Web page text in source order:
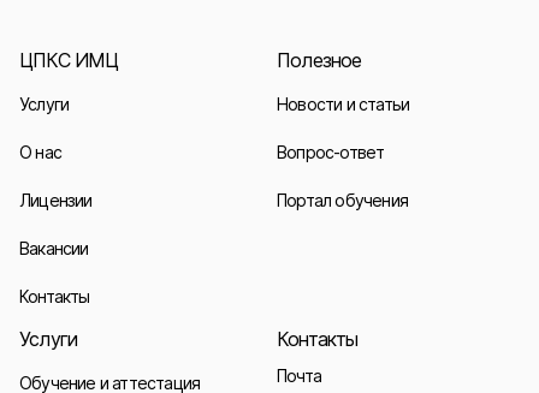
ЦПКС ИМЦ
Услуги
О нас
Лицензии
Вакансии
Контакты
Полезное
Новости и статьи
Вопрос-ответ
Портал обучения
Услуги
Обучение и аттестация
Контакты
Почта